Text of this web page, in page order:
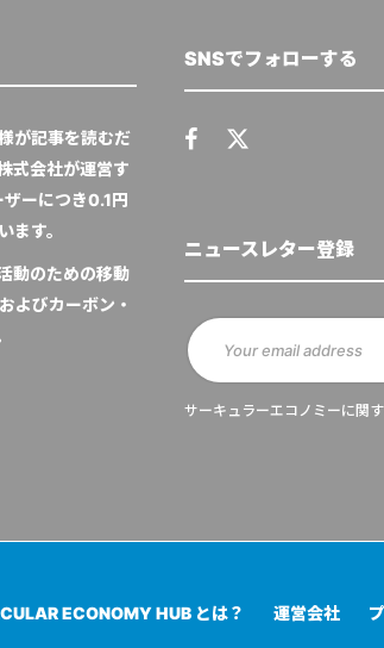
が記事を読むだ
式会社が運営す
ーにつき0.1円
ます。
動のための移動
よびカーボン・
SNSでフォローする
ニュースレター登録
サーキュラーエコノミーに関
ECONOMY HUB とは？ 運営会社